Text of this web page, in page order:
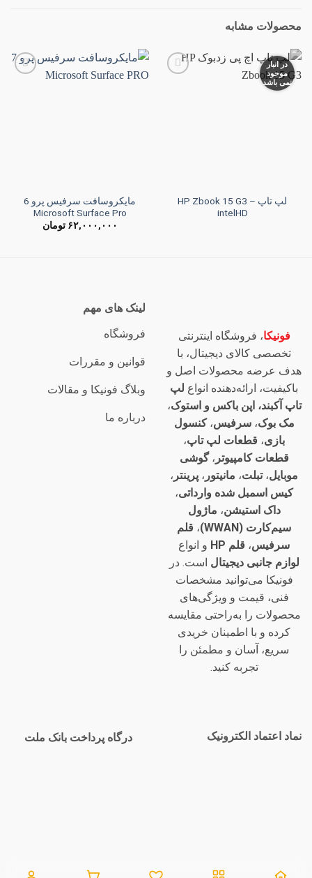
محصولات مشابه
در انبار
موجود
نمی باشد
لپ تاپ HP Zbook 15 G3 –
intelHD
مایکروسافت سرفیس پرو 6
Microsoft Surface Pro
۶۲,۰۰۰,۰۰۰ تومان
فونیکا، فروشگاه اینترنتی
تخصصی کالای دیجیتال، با
هدف عرضه محصولات اصل و
باکیفیت، ارائه‌دهنده انواع لپ
تاپ آکبند، اپن باکس و استوک،
مک بوک،سرفیس،کنسول
بازی، قطعات لپ تاپ،
قطعات کامپیوتر ،گوشی
موبایل،تبلت، مانیتور ، پرینتر ،
کیس اسمبل شده وارداتی،
داک استیشن، ماژول
سیم‌کارت (WWAN)
، قلم
سرفیس، قلم HP
و انواع
لوازم جانبی دیجیتال است. در
فونیکا می‌توانید مشخصات
فنی، قیمت و ویژگی‌های
محصولات را به‌راحتی مقایسه
کرده و با اطمینان خریدی
سریع، آسان و مطمئن را
تجربه کنید.
لینک های مهم
فروشگاه
قوانین و مقررات
وبلاگ فونیکا و مقالات
درباره ما
نماد اعتماد الکترونیک درگاه پرداخت بانک ملت